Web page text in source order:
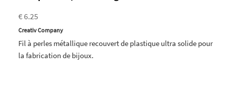
€ 6.25
Creativ Company
Fil à perles métallique recouvert de plastique ultra solide pour
la fabrication de bijoux.